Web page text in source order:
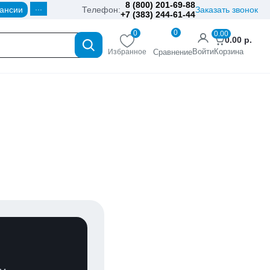
Телефон: 8 (800) 201-69-88
+7 (383) 244-61-44Заказать звонок
0
Избранное Сравнение
0
Войти
0.00
0.00 р.
Корзина